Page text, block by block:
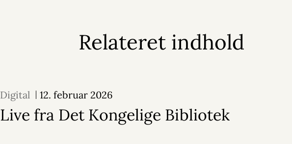
Relateret indhold
Digital 12. februar 2026
Live fra Det Kongelige Bibliotek